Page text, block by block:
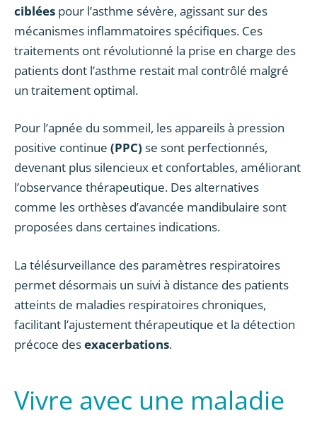
ciblées pour l’asthme sévère, agissant sur des
mécanismes inflammatoires spécifiques. Ces
traitements ont révolutionné la prise en charge des
patients dont l’asthme restait mal contrôlé malgré
un traitement optimal.
Pour l’apnée du sommeil, les appareils à pression
positive continue (PPC) se sont perfectionnés,
devenant plus silencieux et confortables, améliorant
l’observance thérapeutique. Des alternatives
comme les orthèses d’avancée mandibulaire sont
proposées dans certaines indications.
La télésurveillance des paramètres respiratoires
permet désormais un suivi à distance des patients
atteints de maladies respiratoires chroniques,
facilitant l’ajustement thérapeutique et la détection
précoce desexacerbations.
Vivre avec une maladie